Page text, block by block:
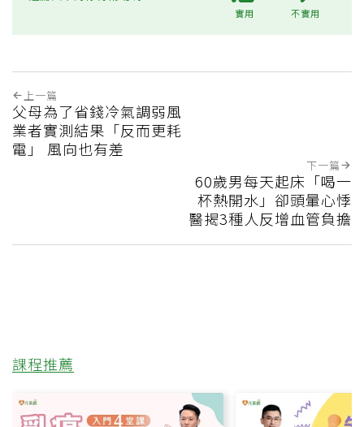
實用 不實用
上一篇
父母為了省錢冷氣調弱風
業者實測結果「反而更耗
電」 風向也有差
下一篇
60歲男每天起床「喝一
杯熱開水」卻頭暈心悸
醫揭3種人反增血管負擔
課程推薦